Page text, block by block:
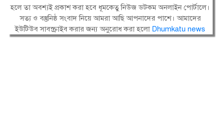
হলে তা অবশ্যই প্রকাশ করা হবে ধূমকেতু নিউজ ডটকম অনলাইন পোর্টালে।
সত্য ও বস্তুনিষ্ঠ সংবাদ নিয়ে আমরা আছি আপনাদের পাশে। আমাদের
ইউটিউব সাবস্ক্রাইব করার জন্য অনুরোধ করা হলো Dhumkatu news